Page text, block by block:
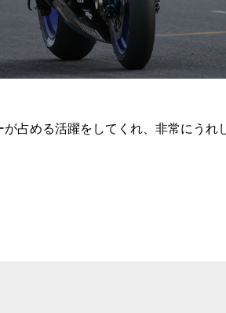
占める活躍をしてくれ、非常にうれ